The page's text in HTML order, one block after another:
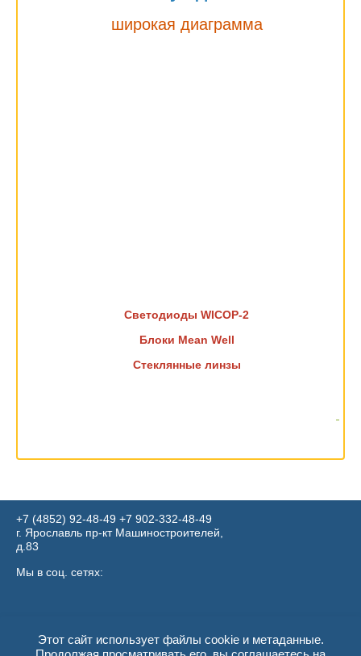
широкая диаграмма
Светодиоды WICOP-2
Блоки Mean Well
Стеклянные линзы
+7 (4852) 92-48-49 ​​​​​​​+7 902-332-48-49
г. Ярославль пр-кт Машиностроителей,
д.83
Мы в соц. сетях:
Этот сайт использует файлы cookie и метаданные.